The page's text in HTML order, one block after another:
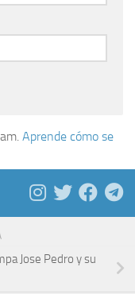
Aprende cómo se
Jose Pedro y su